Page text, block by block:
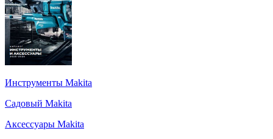
Инструменты Makita
Садовый Makita
Аксессуары Makita